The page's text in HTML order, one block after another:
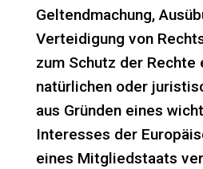
Geltendmachung,
Verteidigung von
zum Schutz der Rechte
natürlichen oder
aus Gründen eines
Interesses der
eines Mitgliedstaats